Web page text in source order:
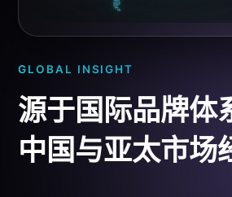
GLOBAL INSIGHT
源于国际品牌体
中国与亚太市场